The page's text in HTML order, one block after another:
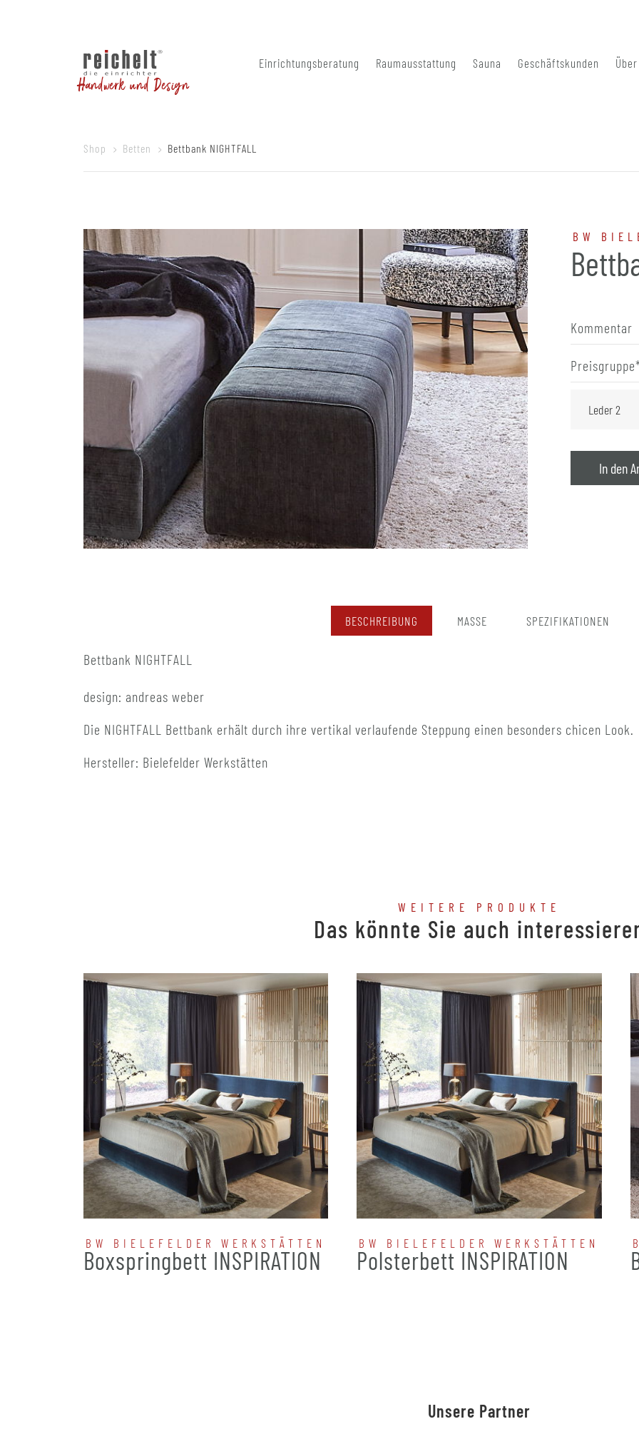
Handwerk und Design
Einrichtungsberatung Raumausstattung Sauna Geschäftskunden
Shop Betten Bettbank NIGHTFALL
BW
Kommentar
Preisgruppe
In den
BESCHREIBUNG MASSE SPEZIFIKATIONEN
Bettbank NIGHTFALL
design: andreas weber
Die NIGHTFALL Bettbank erhält durch ihre vertikal verlaufende Steppung einen besonders chicen Look.
Hersteller: Bielefelder Werkstätten
WEITERE PRODUKTE
Das könnte Sie auch
BW BIELEFELDER WERKSTÄTTEN
Boxspringbett INSPIRATION
BW BIELEFELDER WERKSTÄTTEN
Polsterbett INSPIRATION
Unsere Partner